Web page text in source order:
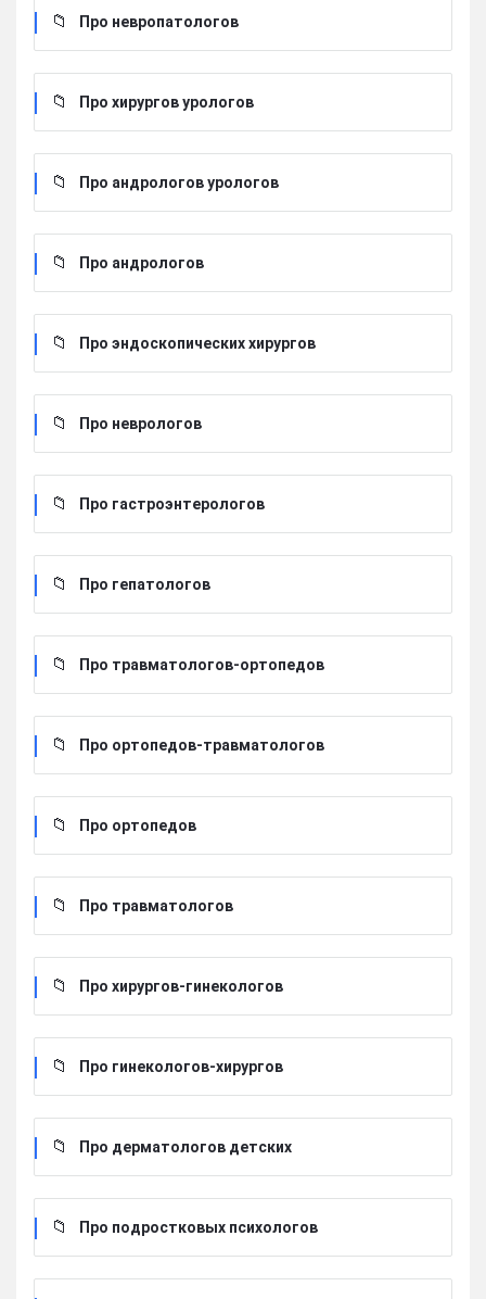
Про невропатологов
Про хирургов урологов
Про андрологов урологов
Про андрологов
Про эндоскопических хирургов
Про неврологов
Про гастроэнтерологов
Про гепатологов
Про травматологов-ортопедов
Про ортопедов-травматологов
Про ортопедов
Про травматологов
Про хирургов-гинекологов
Про гинекологов-хирургов
Про дерматологов детских
Про подростковых психологов